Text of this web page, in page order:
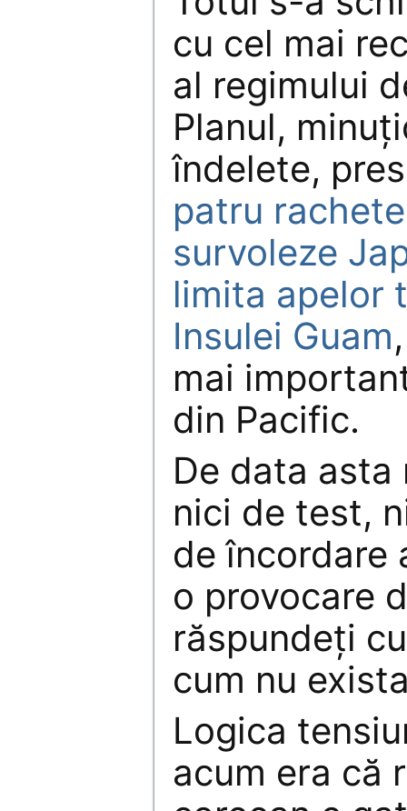
cu cel mai
al regimului
Planul,
îndelete,
patru
survoleze
limita apelor
Insulei Guam
mai
din Pacific.
De data asta
nici de test,
de încordare
o provocare
răspundeți
cum nu
Logica
acum era că